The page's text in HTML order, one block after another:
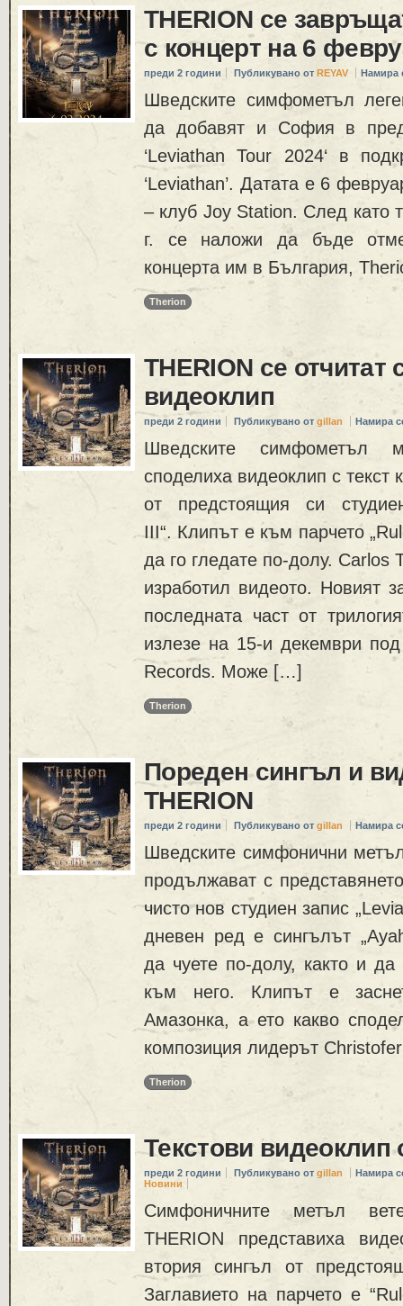
THERION се
с концерт на 6
преди 2 години Публикувано от REYAV Намира
Шведските симфометъл
да добавят и София в
‘Leviathan Tour 2024‘ в
‘Leviathan’. Датата е 6
– клуб Joy Station. След като
г. се наложи да бъде
концерта им в България,
Therion
THERION се отчитат
видеоклип
преди 2 години Публикувано от gillan Намира
Шведските симфометъл
споделиха видеоклип с текст
от предстоящия си
III“. Клипът е към парчето
да го гледате по-долу. Carlos
изработил видеото. Новият
последната част от
излезе на 15-и декември
Records. Може […]
Therion
Пореден сингъл и
THERION
преди 2 години Публикувано от gillan Намира
Шведските симфонични
продължават с
чисто нов студиен запис
дневен ред е сингълът
да чуете по-долу, както и да
към него. Клипът е
Амазонка, а ето какво
композиция лидерът
Therion
Текстови видеоклип
преди 2 години Публикувано от gillan
Намира
Новини
Симфоничните метъл
THERION представиха
втория сингъл от
Заглавието на парчето е